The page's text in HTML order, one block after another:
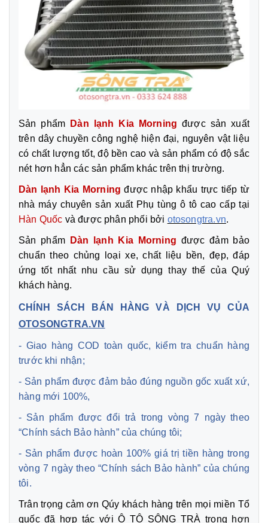
Sản phẩm Dàn lạnh Kia Morning được sản xuất
trên dây chuyền công nghệ hiện đại, nguyên vật liệu
có chất lượng tốt, độ bền cao và sản phẩm có độ sắc
nét hơn hẳn các sản phẩm khác trên thị trường.
Dàn lạnh Kia Morningđược nhập khẩu trực tiếp từ
nhà máy chuyên sản xuất Phụ tùng ô tô cao cấp tại
Hàn Quốc và được phân phối bởi otosongtra.vn.
Sản phẩm Dàn lạnh Kia Morning được đảm bảo
chuẩn theo chủng loại xe, chất liệu bền, đẹp, đáp
ứng tốt nhất nhu cầu sử dụng thay thế của Quý
khách hàng.
CHÍNH SÁCH BÁN HÀNG VÀ DỊCH VỤ CỦA
OTOSONGTRA.VN
- Giao hàng COD toàn quốc, kiểm tra chuẩn hàng
trước khi nhận;
- Sản phẩm được đảm bảo đúng nguồn gốc xuất xứ,
hàng mới 100%,
- Sản phẩm được đổi trả trong vòng 7 ngày theo
“Chính sách Bảo hành” của chúng tôi;
- Sản phẩm được hoàn 100% giá trị tiền hàng trong
vòng 7 ngày theo “Chính sách Bảo hành” của chúng
tôi.
Trân trọng cảm ơn Qúy khách hàng trên mọi miền Tổ
quốc đã hợp tác với Ô TÔ SÔNG TRÀ trong hơn